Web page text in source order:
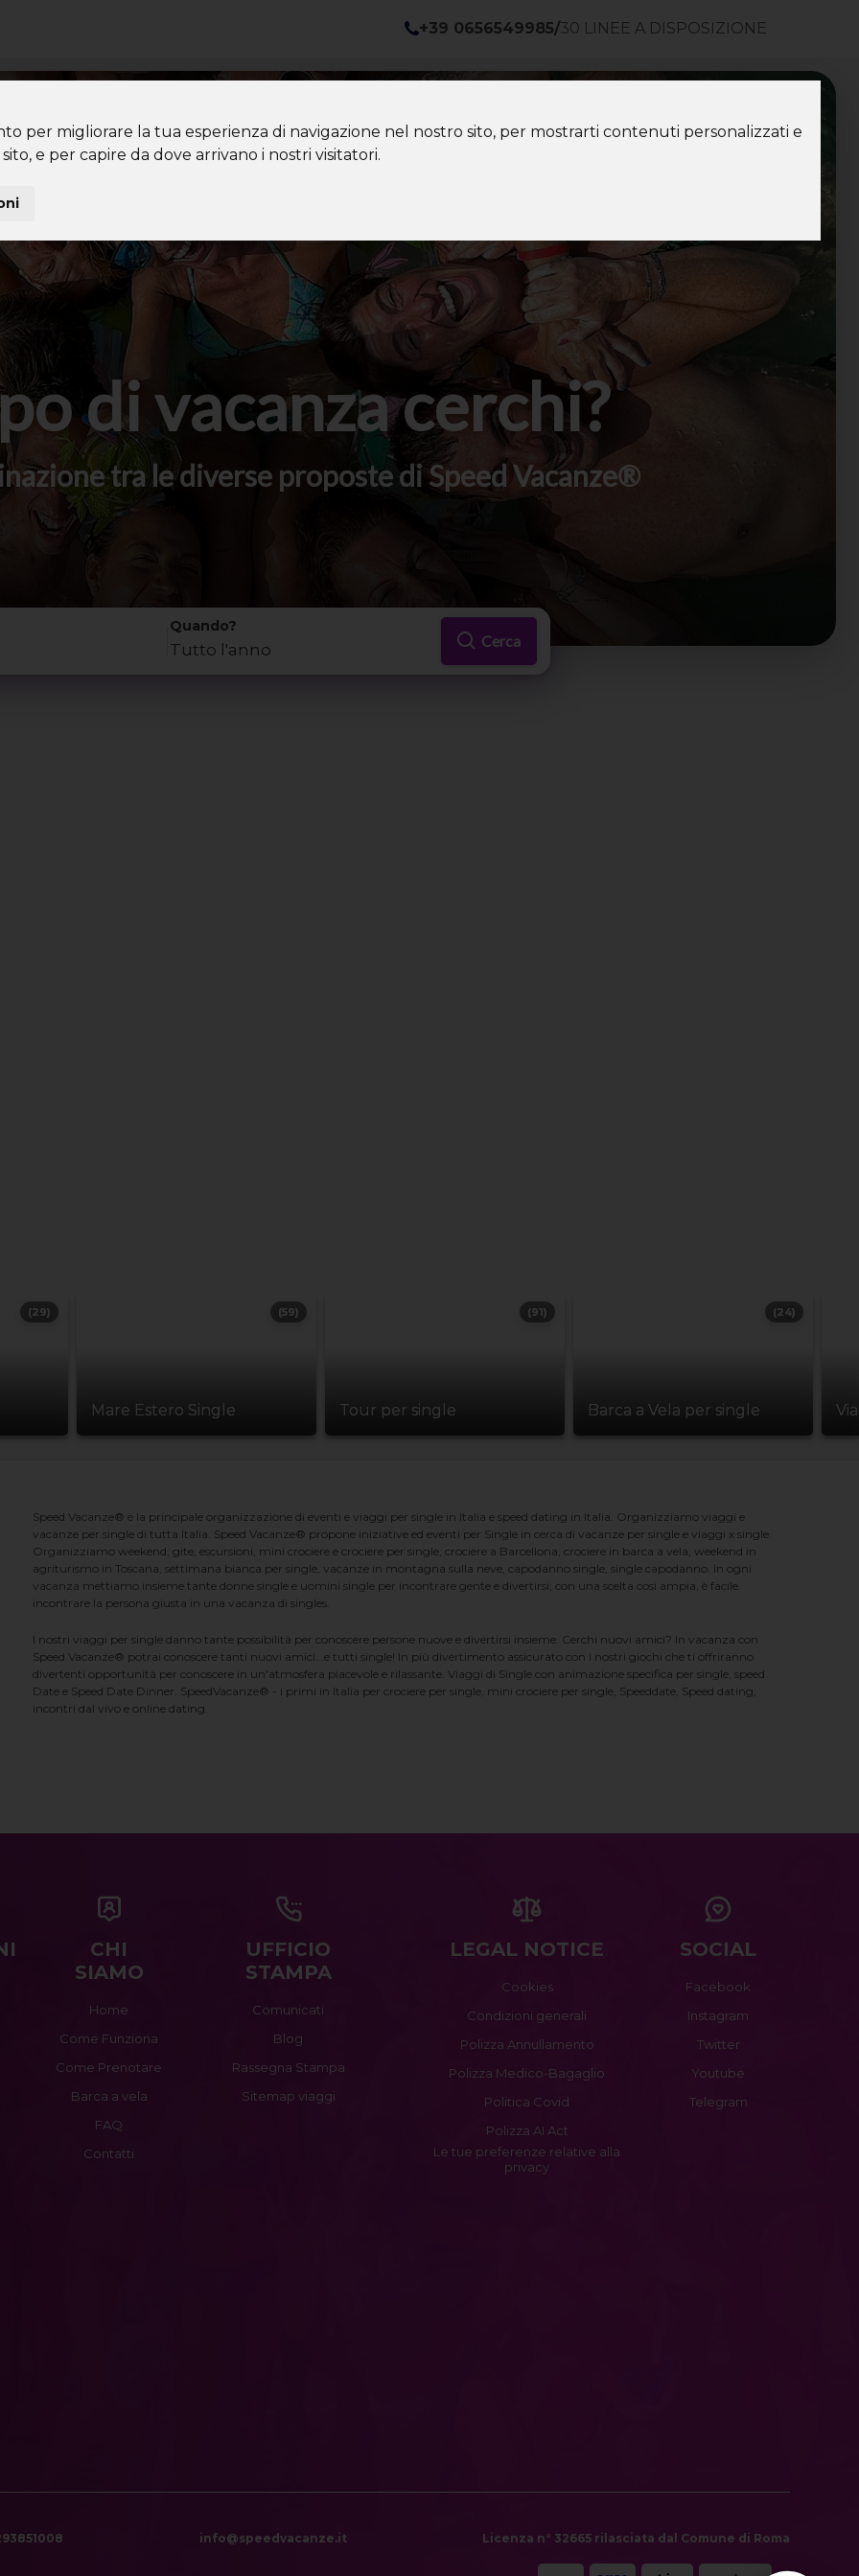
per migliorare la tua esperienza di navigazione nel nostro sito, per mostrarti contenuti personalizzati e
e per capire da dove arrivano i nostri visitatori.
+39 0656549985/30 LINEE A DISPOSIZIONE
di vacanza cerchi?
tra le diverse proposte di Speed Vacanze®
Quando?
Tutto l'anno Cerca
(29)
Mare Estero Single
(59)
Tour per single
(91)
Barca a Vela per single
(24)
Speed Vacanze® è la principale organizzazione di eventi e viaggi per single in Italia e speed dating in Italia. Organizziamo viaggi e
vacanze per single di tutta Italia. Speed Vacanze® propone iniziative ed eventi per Single in cerca di vacanze per single e viaggi x single.
Organizziamo weekend, gite, escursioni, mini crociere e crociere per single, crociere a Barcellona, crociere in barca a vela, weekend in
agriturismo in Toscana, settimana bianca per single, vacanze in montagna sulla neve, capodanno single, single capodanno. In ogni
vacanza mettiamo insieme tante donne single e uomini single per incontrare gente e divertirsi; con una scelta cosi ampia, è facile
incontrare la persona giusta in una vacanza di singles.
I nostri viaggi per single danno tante possibilità per conoscere persone nuove e divertirsi insieme. Cerchi nuovi amici? In vacanza con
Speed Vacanze® potrai conoscere tanti nuovi amici...e tutti single! In più divertimento assicurato con i nostri giochi che ti offriranno
divertenti opportunità per conoscere in un'atmosfera piacevole e rilassante. Viaggi di Single con animazione specifica per single, speed
Date e Speed Date Dinner. SpeedVacanze® - i primi in Italia per crociere per single, mini crociere per single, Speeddate, Speed dating,
incontri dal vivo e online dating.
CHI
SIAMO
Home
Come Funziona
Come Prenotare
Barca a vela
FAQ
Contatti
UFFICIO
STAMPA
Comunicati
Blog
Rassegna Stampa
Sitemap viaggi
LEGAL NOTICE
Cookies
Condizioni generali
Polizza Annullamento
Polizza Medico-Bagaglio
Politica Covid
Polizza AI Act
Le tue preferenze relative alla
privacy
SOCIAL
Facebook
Instagram
Twitter
Youtube
Telegram
info@speedvacanze.it Licenza n° 32665 rilasciata dal Comune di Roma